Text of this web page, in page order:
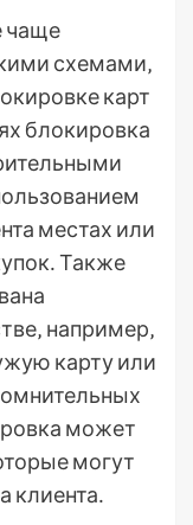
чаще
схемами‚
карт
блокировка
местах или
Также
например‚
карту или
может
могут
клиента․